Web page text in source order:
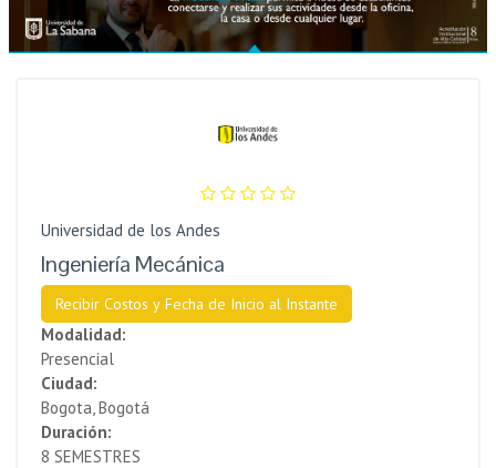
Universidad de los Andes
Ingeniería Mecánica
Recibir Costos y Fecha de Inicio al Instante
Modalidad:
Presencial
Ciudad:
Bogota, Bogotá
Duración:
8 SEMESTRES